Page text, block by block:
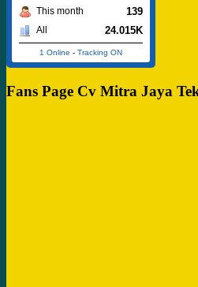
This month 139
All 24.015K
1 Online - Tracking ON
Fans Page Cv Mitra Jaya